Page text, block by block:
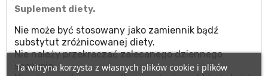
Suplement diety.
Nie może być stosowany jako zamiennik bądź
substytut zróżnicowanej diety.
Nie należy przekraczać zalecanego dziennego
spożycia.
Ta witryna korzysta z własnych plików cookie i plików